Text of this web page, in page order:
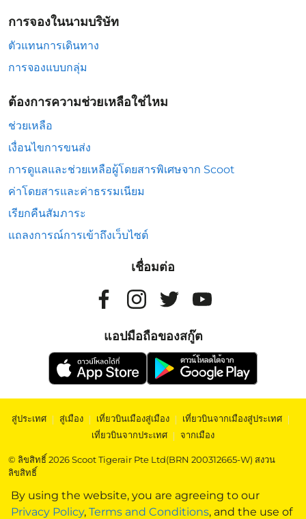
By using the website, you are agreeing to our
Privacy Policy, Terms and Conditions, and the use of
การจองในนามบริษัท
ตัวแทนการเดินทาง
การจองแบบกลุ่ม
ต้องการความช่วยเหลือใช่ไหม
ช่วยเหลือ
เงื่อนไขการขนส่ง
การดูแลและช่วยเหลือผู้โดยสารพิเศษจาก Scoot
ค่าโดยสารและค่าธรรมเนียม
เรียกคืนสัมภาระ
แถลงการณ์การเข้าถึงเว็บไซต์
เชื่อมต่อ
แอปมือถือของสกู๊ต
สู่ประเทศ | สู่เมือง | เที่ยวบินเมืองสู่เมือง | เที่ยวบินจากเมืองสู่ประเทศ |
เที่ยวบินจากประเทศ | จากเมือง
© ลิขสิทธิ์ 2026 Scoot Tigerair Pte Ltd(BRN 200312665-W) สงวน
ลิขสิทธิ์